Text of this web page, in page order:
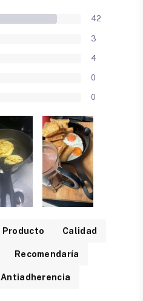
42
3
4
0
0
Producto Calidad
Recomendaría
Antiadherencia